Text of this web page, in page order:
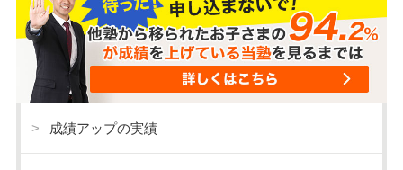
成績アップの実績